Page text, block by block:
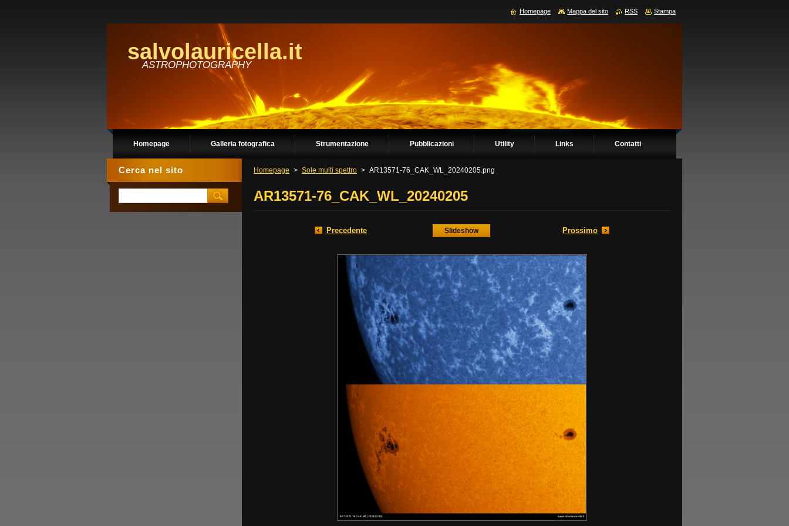
salvolauricella.it
ASTROPHOTOGRAPHY
Homepage Galleria fotografica Strumentazione Pubblicazioni Utility Links Contatti
Homepage > Sole multi spettro > AR13571-76_CAK_WL_20240205.png
AR13571-76_CAK_WL_20240205
Precedente Slideshow Prossimo
Cerca nel sito
Homepage Mappa del sito RSS Stampa